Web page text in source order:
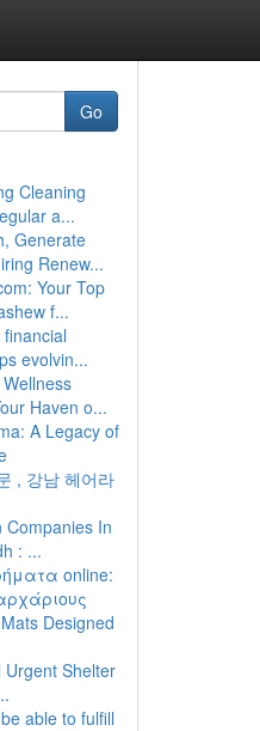
Go
Cleaning
a...
Generate
Renew...
Your Top
f...
evolvin...
Haven o...
A Legacy of
, 강남 헤어라
Companies In
: ...
online:
Designed
Shelter
able to fulfill